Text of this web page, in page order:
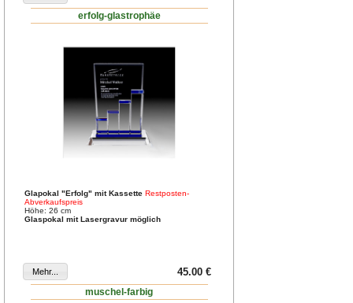
erfolg-glastrophäe
Glapokal "Erfolg" mit Kassette Restposten-
Abverkaufspreis
Höhe: 26 cm
Glaspokal mit Lasergravur möglich
45.00 €
muschel-farbig